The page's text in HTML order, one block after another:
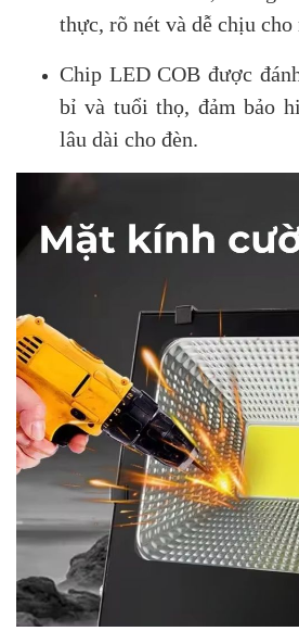
thực, rõ nét và dễ chịu cho
Chip LED COB được
bỉ và tuổi thọ, đảm bảo
lâu dài cho đèn.